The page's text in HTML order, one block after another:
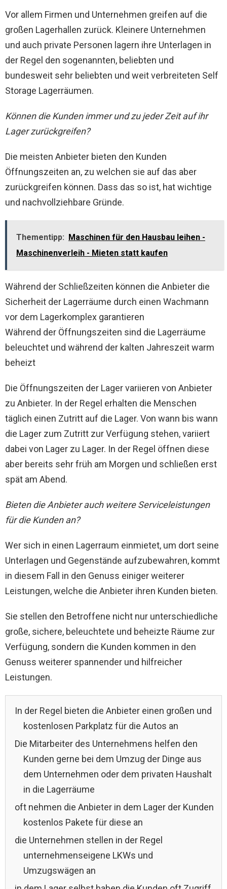
Vor allem Firmen und Unternehmen greifen auf die
großen Lagerhallen zurück. Kleinere Unternehmen
und auch private Personen lagern ihre Unterlagen in
der Regel den sogenannten, beliebten und
bundesweit sehr beliebten und weit verbreiteten Self
Storage Lagerräumen.
Können die Kunden immer und zu jeder Zeit auf ihr
Lager zurückgreifen?
Die meisten Anbieter bieten den Kunden
Öffnungszeiten an, zu welchen sie auf das aber
zurückgreifen können. Dass das so ist, hat wichtige
und nachvollziehbare Gründe.
Thementipp: Maschinen für den Hausbau leihen -
Maschinenverleih - Mieten statt kaufen
Während der Schließzeiten können die Anbieter die
Sicherheit der Lagerräume durch einen Wachmann
vor dem Lagerkomplex garantieren
Während der Öffnungszeiten sind die Lagerräume
beleuchtet und während der kalten Jahreszeit warm
beheizt
Die Öffnungszeiten der Lager variieren von Anbieter
zu Anbieter. In der Regel erhalten die Menschen
täglich einen Zutritt auf die Lager. Von wann bis wann
die Lager zum Zutritt zur Verfügung stehen, variiert
dabei von Lager zu Lager. In der Regel öffnen diese
aber bereits sehr früh am Morgen und schließen erst
spät am Abend.
Bieten die Anbieter auch weitere Serviceleistungen
für die Kunden an?
Wer sich in einen Lagerraum einmietet, um dort seine
Unterlagen und Gegenstände aufzubewahren, kommt
in diesem Fall in den Genuss einiger weiterer
Leistungen, welche die Anbieter ihren Kunden bieten.
Sie stellen den Betroffene nicht nur unterschiedliche
große, sichere, beleuchtete und beheizte Räume zur
Verfügung, sondern die Kunden kommen in den
Genuss weiterer spannender und hilfreicher
Leistungen.
In der Regel bieten die Anbieter einen großen und
kostenlosen Parkplatz für die Autos an
Die Mitarbeiter des Unternehmens helfen den
Kunden gerne bei dem Umzug der Dinge aus
dem Unternehmen oder dem privaten Haushalt
in die Lagerräume
oft nehmen die Anbieter in dem Lager der Kunden
kostenlos Pakete für diese an
die Unternehmen stellen in der Regel
unternehmenseigene LKWs und
Umzugswägen an